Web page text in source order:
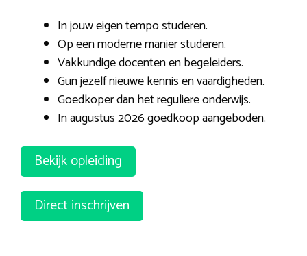
In jouw eigen tempo studeren.
Op een moderne manier studeren.
Vakkundige docenten en begeleiders.
Gun jezelf nieuwe kennis en vaardigheden.
Goedkoper dan het reguliere onderwijs.
In augustus 2026 goedkoop aangeboden.
Bekijk opleiding
Direct inschrijven